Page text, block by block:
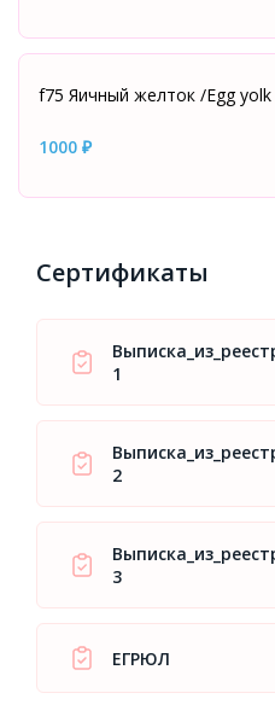
f75 Яичный желток /Egg yolk
1000 ₽
Сертификаты
1
2
3
ЕГРЮЛ